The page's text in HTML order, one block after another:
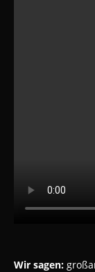
Wir sagen: